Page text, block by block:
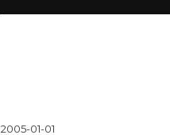
2005-01-01